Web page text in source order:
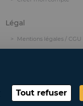
Légal
Mentions légales / CGU
Tout refuser